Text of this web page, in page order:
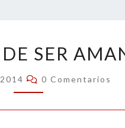
RIESGO
DE
SER
AMANTE
SER
2014 Comentarios
0 Comentarios